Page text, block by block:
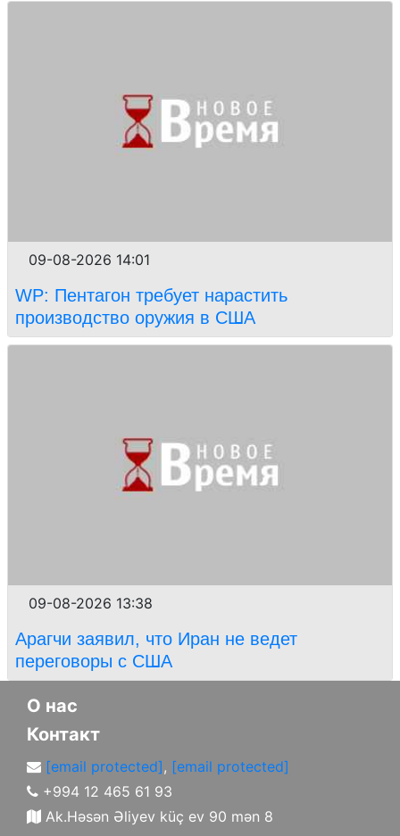
09-08-2026 14:01
WP: Пентагон требует нарастить
производство оружия в США
09-08-2026 13:38
Арагчи заявил, что Иран не ведет
переговоры с США
О нас
Контакт
[email protected], [email protected]
+994 12 465 61 93
Ak.Həsən Əliyev küç ev 90 mən 8